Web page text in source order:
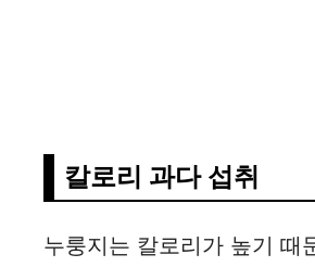
칼로리 과다 섭취
누룽지는 칼로리가 높기 때